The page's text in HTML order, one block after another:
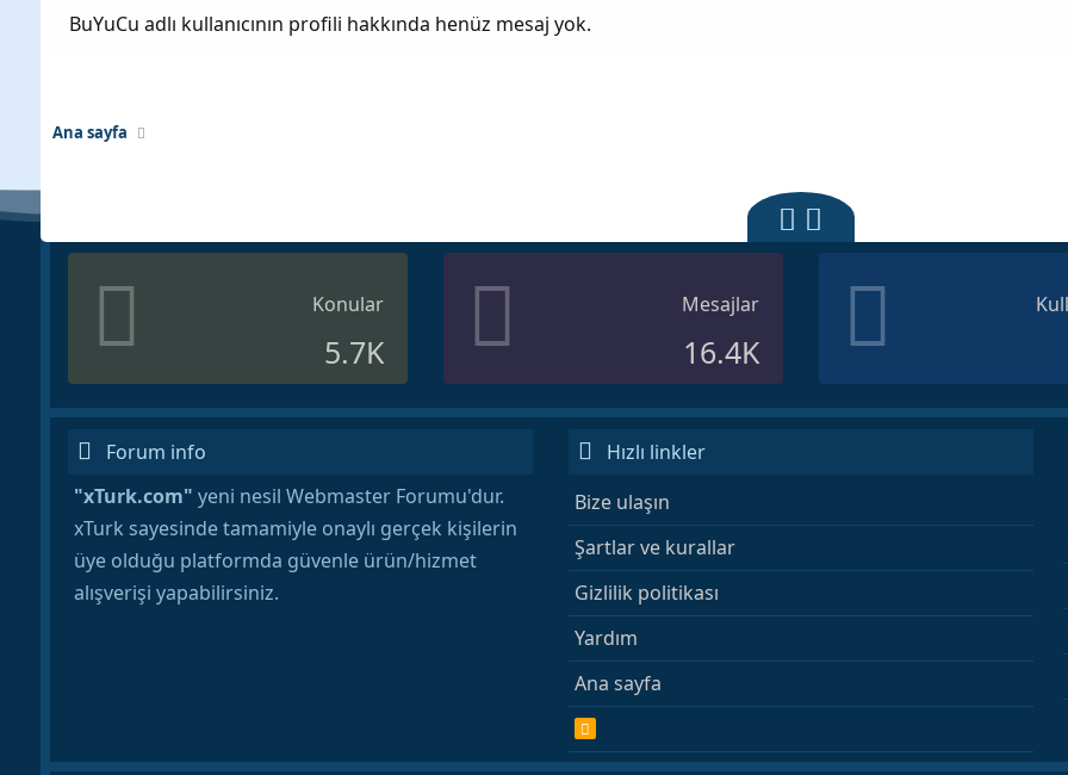
BuYuCu adlı kullanıcının profili hakkında henüz mesaj yok.
Ana sayfa
Konular
5.7K
Mesajlar
16.4K
Forum info
"xTurk.com" yeni nesil Webmaster Forumu'dur.
xTurk sayesinde tamamiyle onaylı gerçek kişilerin
üye olduğu platformda güvenle ürün/hizmet
alışverişi yapabilirsiniz.
Hızlı linkler
Bize ulaşın
Şartlar ve kurallar
Gizlilik politikası
Yardım
Ana sayfa
R
S
S